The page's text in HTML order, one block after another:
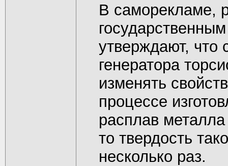
В саморекламе,
утверждают, что
генератора
изменять
процессе
расплав
то твердость
несколько раз.